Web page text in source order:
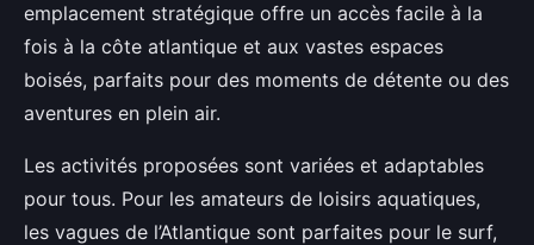
emplacement stratégique offre un accès facile à la
fois à la côte atlantique et aux vastes espaces
boisés, parfaits pour des moments de détente ou des
aventures en plein air.
Les activités proposées sont variées et adaptables
pour tous. Pour les amateurs de loisirs aquatiques,
les vagues de l’Atlantique sont parfaites pour le surf,